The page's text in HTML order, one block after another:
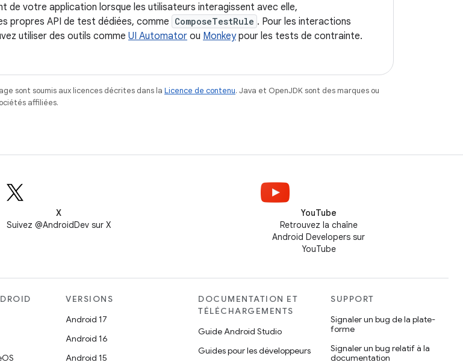
de votre application lorsque les utilisateurs interagissent avec elle,
propres API de test dédiées, comme ComposeTestRule . Pour les interactions
utiliser des outils comme UI Automator ou Monkeypour les tests de contrainte.
sont soumis aux licences décrites dans la Licence de contenu. Java et OpenJDK sont des marques ou
affiliées.
X
Suivez @AndroidDev sur X
YouTube
Retrouvez la chaîne
Android Developers sur
YouTube
VERSIONS
Android 17
Android 16
Android 15
DOCUMENTATION ET
TÉLÉCHARGEMENTS
Guide Android Studio
Guides pour les développeurs
SUPPORT
Signaler un bug de la plate-
forme
Signaler un bug relatif à la
documentation